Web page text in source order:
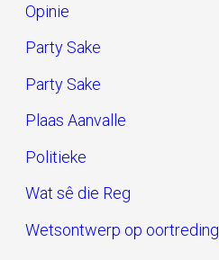
Opinie
Party Sake
Party Sake
Plaas Aanvalle
Politieke
Wat sê die Reg
Wetsontwerp op oortreding